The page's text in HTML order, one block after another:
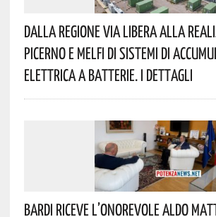
Dalla Regione Via Libera Alla
Picerno E Melfi Di Sistemi Di
Elettrica A Batterie. I Dettagli
Bardi Riceve L’onorevole Aldo